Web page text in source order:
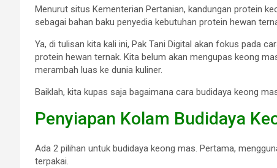
Menurut situs Kementerian Pertanian, kandungan protein
sebagai bahan baku penyedia kebutuhan protein hewan
Ya, di tulisan kita kali ini, Pak Tani Digital akan fokus pada
protein hewan ternak. Kita belum akan mengupas keong
merambah luas ke dunia kuliner.
Baiklah, kita kupas saja bagaimana cara budidaya keong
Penyiapan Kolam Budidaya
Ada 2 pilihan untuk budidaya keong mas. Pertama,
terpakai.